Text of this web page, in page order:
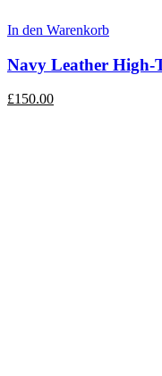
In den Warenkorb
Navy Leather High-
£150.00